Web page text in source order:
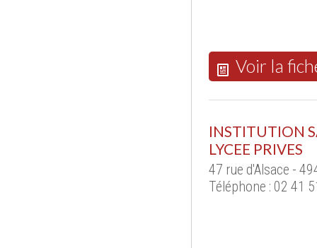
Voir la
INSTITUTION
LYCEE PRIVES
47 rue d'Alsace -
Téléphone : 02 41